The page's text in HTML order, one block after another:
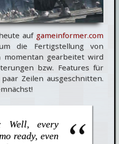
auf gameinformer.com
die Fertigstellung von
momentan gearbeitet wird
bzw. Features für
Zeilen ausgeschnitten.
Well, every
ready, even